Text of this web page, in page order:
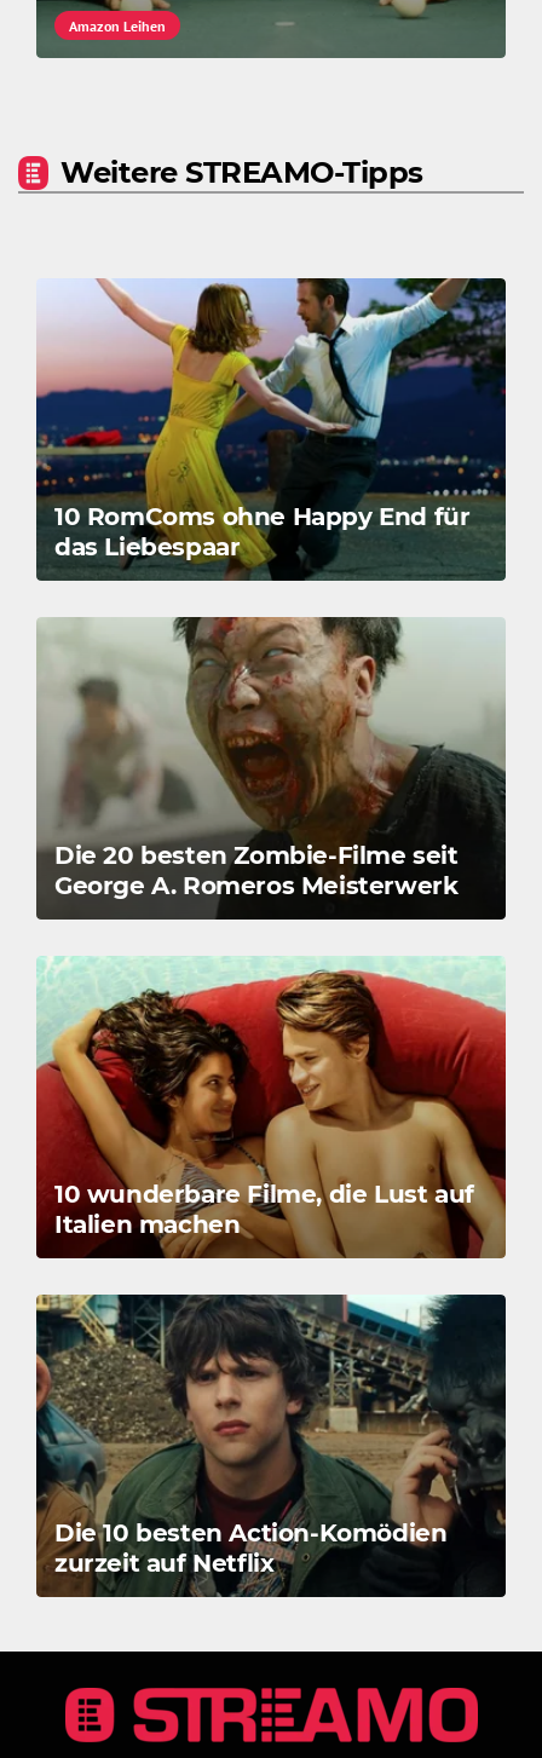
Amazon Leihen
Weitere STREAMO-Tipps
10 RomComs ohne Happy End für
das Liebespaar
Die 20 besten Zombie-Filme seit
George A. Romeros Meisterwerk
10 wunderbare Filme, die Lust auf
Italien machen
Die 10 besten Action-Komödien
zurzeit auf Netflix